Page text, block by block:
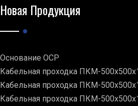
Новая Продукция
Основание ОСР
Кабельная проходка ПКМ-
Кабельная проходка ПКМ-
Кабельная проходка ПКМ-